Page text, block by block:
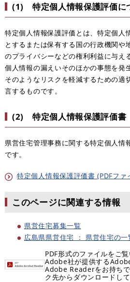
(1) 特定個人情報保護評価に
特定個人情報保護評価とは、特定個人
とするまたは保有する国の行政機関や
のプライバシーなどの権利利益に与え
個人情報の漏えいそのほかの事態を発
そのようなリスクを軽減するための適
言するものです。
(2) 特定個人情報保護評価書
県営住宅管理事務に関する特定個人情
です。
特定個人情報保護評価書 (PDFファ
このページに関連する情報
県営住宅募集一覧
広島県県営住宅 ： 県営住宅の一
PDF形式のファイルをご
Adobe社が提供する
Adobe Readerをお持ち
ク先からダウンロードし